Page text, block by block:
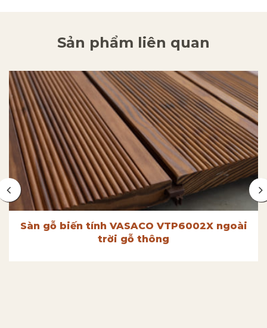
Sản phẩm liên quan
Sàn gỗ biến tính VASACO VTP6002X ngoài
trời gỗ thông